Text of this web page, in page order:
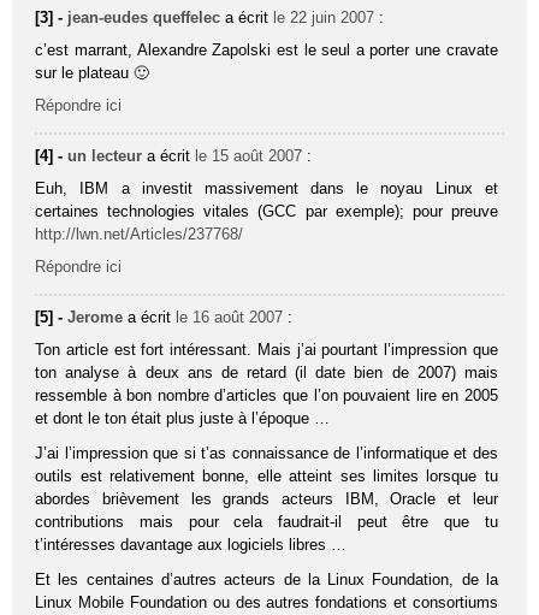
[3] - jean-eudes queffelec a écrit le 22 juin 2007 :
c’est marrant, Alexandre Zapolski est le seul a porter une cravate
sur le plateau 🙂
Répondre ici
[4] -un lecteur a écrit le 15 août 2007 :
Euh, IBM a investit massivement dans le noyau Linux et
certaines technologies vitales (GCC par exemple); pour preuve
http://lwn.net/Articles/237768/
Répondre ici
[5] -Jerome a écrit le 16 août 2007 :
Ton article est fort intéressant. Mais j’ai pourtant l’impression que
ton analyse à deux ans de retard (il date bien de 2007) mais
ressemble à bon nombre d’articles que l’on pouvaient lire en 2005
et dont le ton était plus juste à l’époque …
J’ai l’impression que si t’as connaissance de l’informatique et des
outils est relativement bonne, elle atteint ses limites lorsque tu
abordes brièvement les grands acteurs IBM, Oracle et leur
contributions mais pour cela faudrait-il peut être que tu
t’intéresses davantage aux logiciels libres …
Et les centaines d’autres acteurs de la Linux Foundation, de la
Linux Mobile Foundation ou des autres fondations et consortiums